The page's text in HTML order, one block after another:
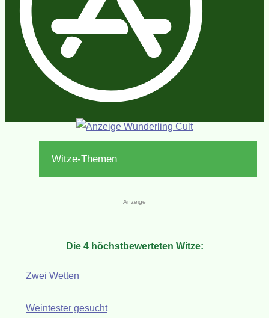
Witze-Themen
Anzeige
Die 4 höchstbewerteten Witze:
Zwei Wetten
Weintester gesucht